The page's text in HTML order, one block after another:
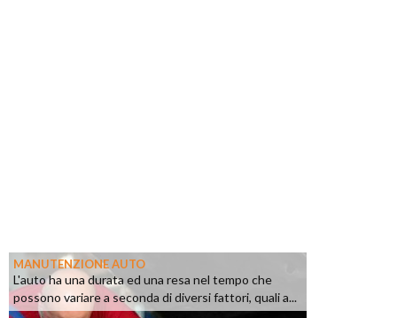
MANUTENZIONE AUTO
L'auto ha una durata ed una resa nel tempo che
possono variare a seconda di diversi fattori, quali a...